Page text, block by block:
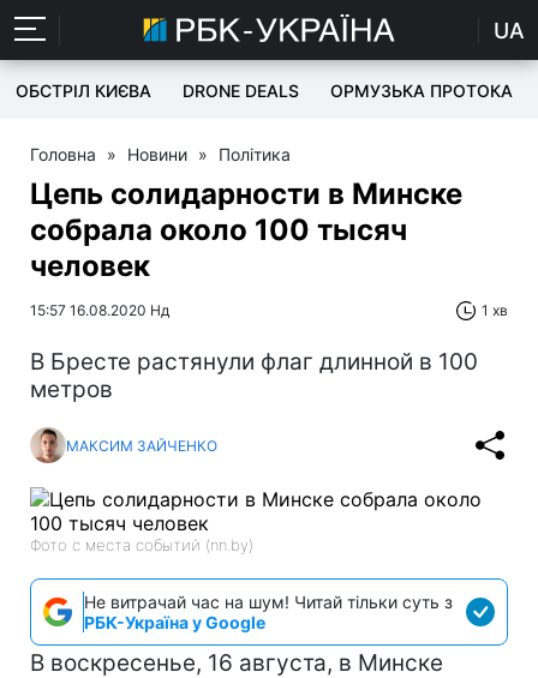
UA
ОБСТРІЛ КИЄВА DRONE DEALS ОРМУЗЬКА ПРОТОКА
Головна » Новини » Політика
Цепь солидарности в Минске
собрала около 100 тысяч
человек
15:57 16.08.2020 Нд 1 хв
В Бресте растянули флаг длинной в 100
метров
МАКСИМ ЗАЙЧЕНКО
Фото с места событий (nn.by)
Не витрачай час на шум! Читай тільки суть з
РБК-Україна у Google
В воскресенье, 16 августа, в Минске